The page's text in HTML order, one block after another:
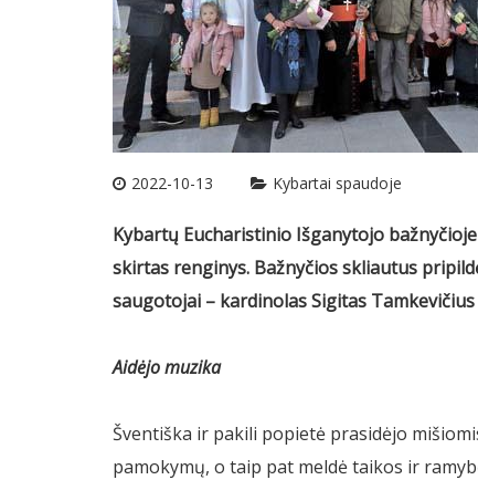
2022-10-13 Kybartai spaudoje
Kybartų Eucharistinio Išganytojo
skirtas renginys. Bažnyčios skliautus
saugotojai – kardinolas Sigitas
Aidėjo muzika
Šventiška ir pakili popietė prasidėjo
pamokymų, o taip pat meldė taikos ir